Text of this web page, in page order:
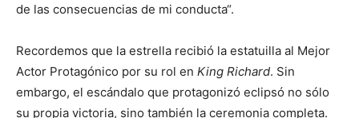
de las consecuencias de mi conducta“.
Recordemos que la estrella recibió la estatuilla al Mejor
Actor Protagónico por su rol en King Richard. Sin
embargo, el escándalo que protagonizó eclipsó no sólo
su propia victoria, sino también la ceremonia completa.